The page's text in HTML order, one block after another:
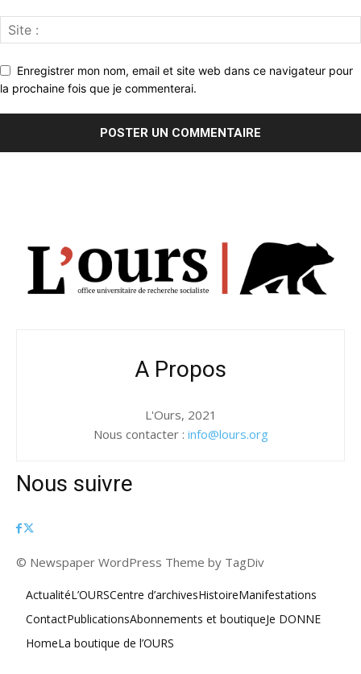
Enregistrer mon nom, email et site web dans ce navigateur pour
la prochaine fois que je commenterai.
A Propos
L'Ours, 2021
Nous contacter : info@lours.org
Nous suivre
© Newspaper WordPress Theme by TagDiv
ActualitéL’OURSCentre d’archivesHistoireManifestations
ContactPublicationsAbonnements et boutiqueJe DONNE
HomeLa boutique de l’OURS